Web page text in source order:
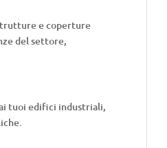
e coperture
del settore,
tuoi edifici industriali,